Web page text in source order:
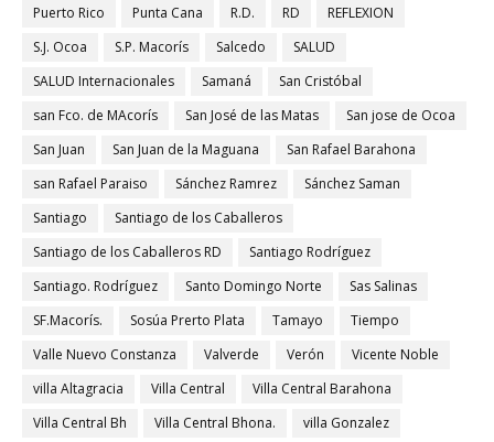
Puerto Rico
Punta Cana R.D. RD
REFLEXION
S.J. Ocoa
S.P. Macorís Salcedo
SALUD
SALUD Internacionales
Samaná
San Cristóbal
san Fco. de MAcorís
San José de las Matas
San jose de Ocoa
San Juan
San Juan de la Maguana
San Rafael Barahona
san Rafael Paraiso
Sánchez Ramrez
Sánchez Saman
Santiago
Santiago de los Caballeros
Santiago de los Caballeros RD
Santiago Rodríguez
Santiago. Rodríguez
Santo Domingo Norte
Sas Salinas
SF.Macorís.
Sosúa Prerto Plata Tamayo
Tiempo
Valle Nuevo Constanza
Valverde Verón
Vicente Noble
villa Altagracia
Villa Central
Villa Central Barahona
Villa Central Bh
Villa Central Bhona.
villa Gonzalez